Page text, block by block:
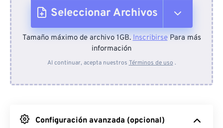
Seleccionar Archivos
Desde el dispositivo
Desde Google Drive
Tamaño máximo de archivo 1GB.InscribirsePara más
información
Al continuar, acepta nuestros Términos de uso .
Configuración avanzada (opcional)